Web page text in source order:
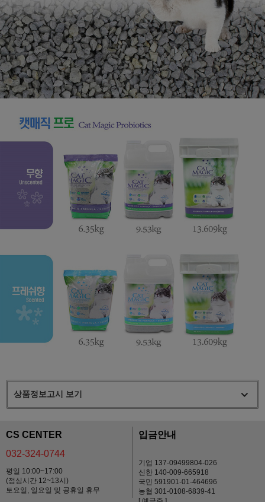
상품정보고시 보기
CS CENTER
032-324-0744
평일 10:00~17:00
(점심시간 12~13시)
토요일, 일요일 및 공휴일 휴무
입금안내
기업 137-09499804-026
신한 140-009-665918
국민 591901-01-464696
농협 301-0108-6839-41